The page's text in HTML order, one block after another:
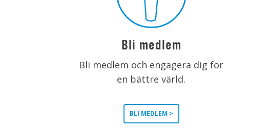
Bli medlem
Bli medlem och engagera dig för
en bättre värld.
BLI MEDLEM >